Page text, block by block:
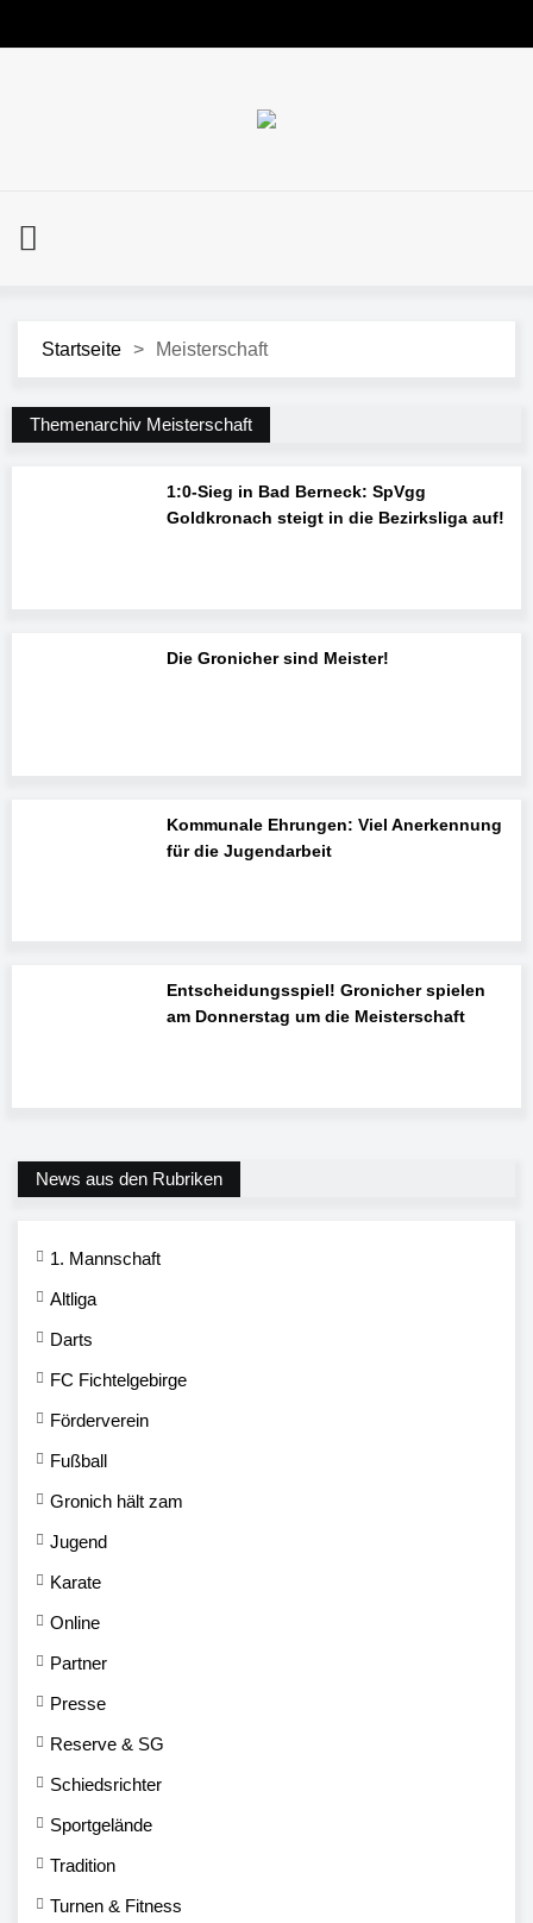
Startseite > Meisterschaft
Themenarchiv Meisterschaft
1:0-Sieg in Bad Berneck: SpVgg
Goldkronach steigt in die Bezirksliga auf!
Die Gronicher sind Meister!
Kommunale Ehrungen: Viel Anerkennung
für die Jugendarbeit
Entscheidungsspiel! Gronicher spielen
am Donnerstag um die Meisterschaft
News aus den Rubriken
1. Mannschaft
Altliga
Darts
FC Fichtelgebirge
Förderverein
Fußball
Gronich hält zam
Jugend
Karate
Online
Partner
Presse
Reserve & SG
Schiedsrichter
Sportgelände
Tradition
Turnen & Fitness